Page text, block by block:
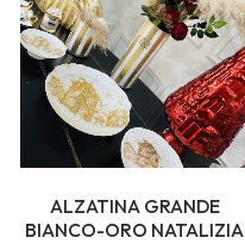
ALZATINA GRANDE
BIANCO-ORO NATALIZIA